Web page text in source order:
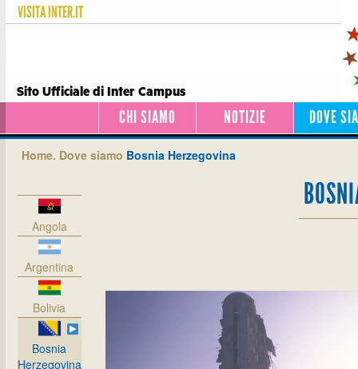
VISITAINTER.IT
Sito Ufficiale di Inter Campus
CHI SIAMO NOTIZIE DOVE
Home. Dove siamo Bosnia Herzegovina
Angola
Argentina
Bolivia
Bosnia
Herzegovina